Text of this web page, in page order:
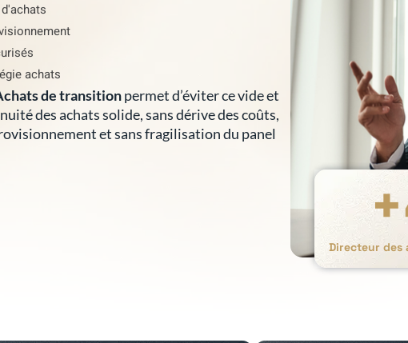
achats
de transitionpermet d’éviter ce vide et
des achats solide, sans dérive des coûts,
et sans fragilisation du panel
Directeur des
+